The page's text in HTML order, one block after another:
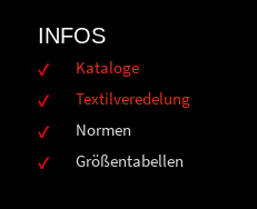
INFOS
Kataloge
Textilveredelung
Normen
Größentabellen